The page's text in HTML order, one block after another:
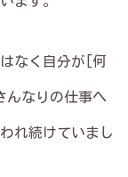
なく自分が[何
んなりの仕事へ
れ続けていまし